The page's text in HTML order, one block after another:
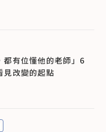
都有位懂他的老師」6
見改變的起點